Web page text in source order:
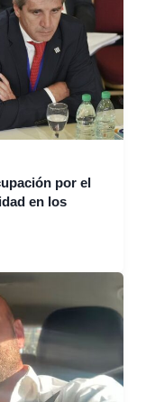
por el
en los